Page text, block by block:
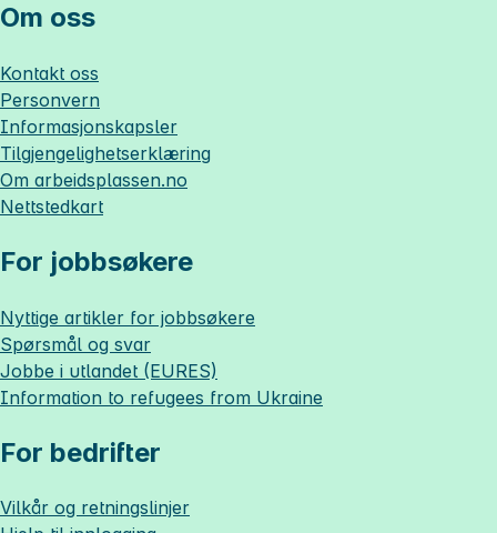
Om oss
Kontakt oss
Personvern
Informasjonskapsler
Tilgjengelighetserklæring
Om arbeidsplassen.no
Nettstedkart
For jobbsøkere
Nyttige artikler for jobbsøkere
Spørsmål og svar
Jobbe i utlandet (EURES)
Information to refugees from Ukraine
For bedrifter
Vilkår og retningslinjer